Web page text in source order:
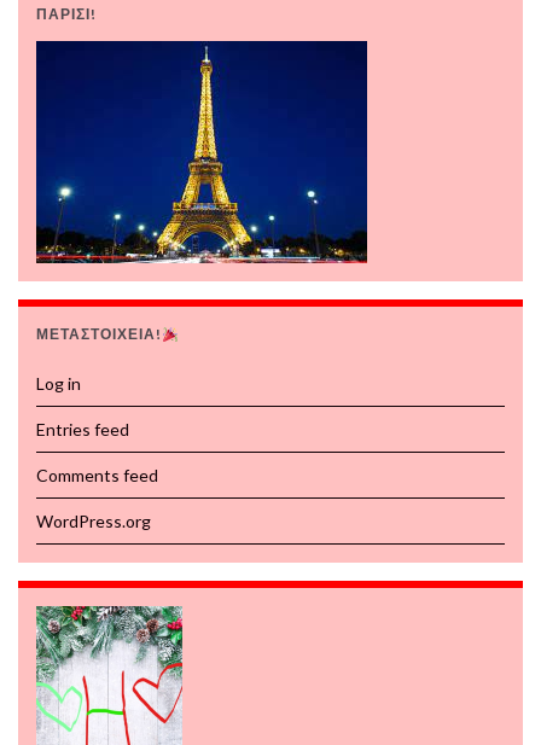
ΠΑΡΙΣΙ!
ΜΕΤΑΣΤΟΙΧΕΙΑ!
Log in
Entries feed
Comments feed
WordPress.org